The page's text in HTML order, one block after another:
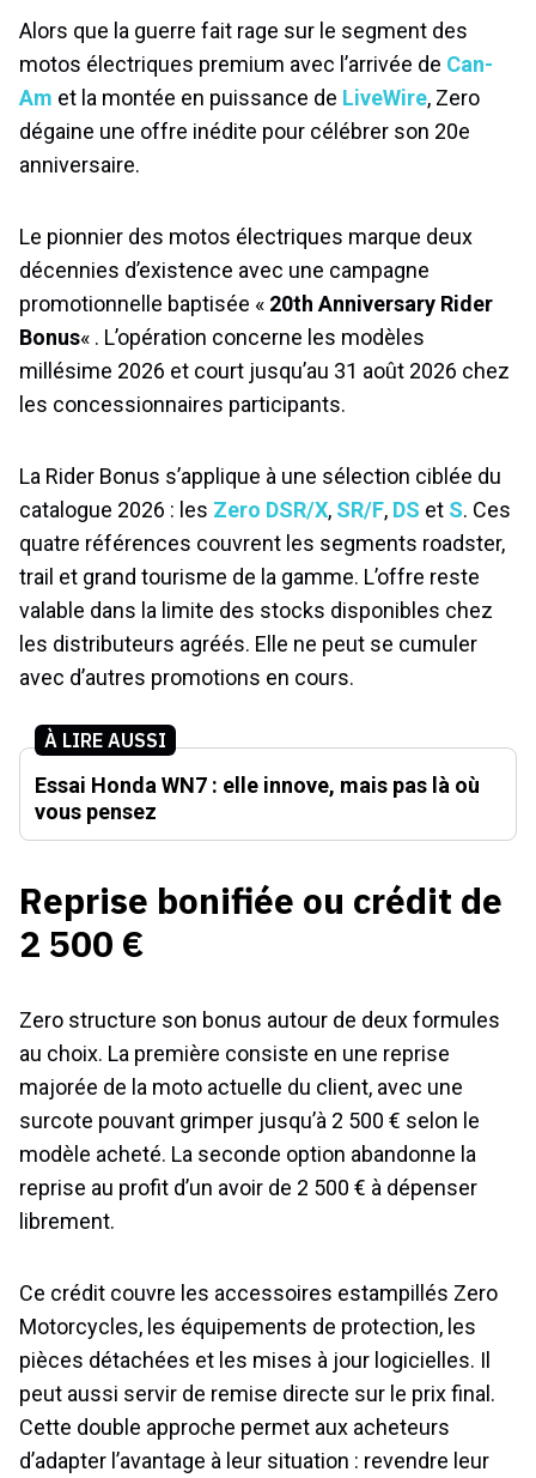
Alors que la guerre fait rage sur le segment des
motos électriques premium avec l’arrivée de Can-
Am et la montée en puissance de LiveWire, Zero
dégaine une offre inédite pour célébrer son 20e
anniversaire.
Le pionnier des motos électriques marque deux
décennies d’existence avec une campagne
promotionnelle baptisée « 20th Anniversary Rider
Bonus« . L’opération concerne les modèles
millésime 2026 et court jusqu’au 31 août 2026 chez
les concessionnaires participants.
La Rider Bonus s’applique à une sélection ciblée du
catalogue 2026 : les Zero DSR/X, SR/F, DS et S. Ces
quatre références couvrent les segments roadster,
trail et grand tourisme de la gamme. L’offre reste
valable dans la limite des stocks disponibles chez
les distributeurs agréés. Elle ne peut se cumuler
avec d’autres promotions en cours.
À LIRE AUSSI
Essai Honda WN7 : elle innove, mais pas là où
vous pensez
Reprise bonifiée ou crédit de
2 500 €
Zero structure son bonus autour de deux formules
au choix. La première consiste en une reprise
majorée de la moto actuelle du client, avec une
surcote pouvant grimper jusqu’à 2 500 € selon le
modèle acheté. La seconde option abandonne la
reprise au profit d’un avoir de 2 500 € à dépenser
librement.
Ce crédit couvre les accessoires estampillés Zero
Motorcycles, les équipements de protection, les
pièces détachées et les mises à jour logicielles. Il
peut aussi servir de remise directe sur le prix final.
Cette double approche permet aux acheteurs
d’adapter l’avantage à leur situation : revendre leur